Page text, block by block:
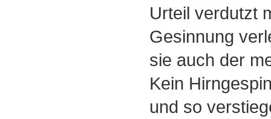
Urteil verdutzt
Gesinnung
sie auch der
Kein
und so